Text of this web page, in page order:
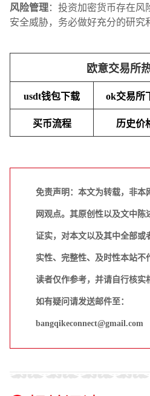
风险管理：投资加密货币存在风
安全威胁，务必做好充分的研究
欧意交易所
usdt钱包下载 ok交易所
买币流程 历史价
免责声明：本文为转载，非本
网观点。其原创性以及文中陈
证实，对本文以及其中全部或
实性、完整性、及时性本站不
读者仅作参考，并请自行核实
如有疑问请发送邮件至：
bangqikeconnect@gmail.com